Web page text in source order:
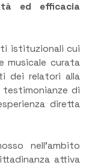
ed efficacia
istituzionali cui
musicale curata
dei relatori alla
testimonianze di
diretta
nell’ambito
attiva